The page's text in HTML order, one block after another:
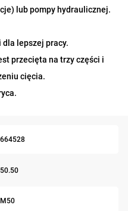
lub pompy hydraulicznej.
dla lepszej pracy.
przecięta na trzy części i
cięcia.
664528
50.50
M50